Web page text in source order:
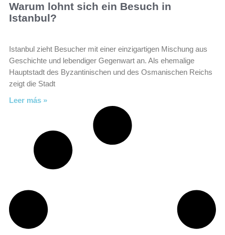
Warum lohnt sich ein Besuch in
Istanbul?
Istanbul zieht Besucher mit einer einzigartigen Mischung aus
Geschichte und lebendiger Gegenwart an. Als ehemalige
Hauptstadt des Byzantinischen und des Osmanischen Reichs
zeigt die Stadt
Leer más »